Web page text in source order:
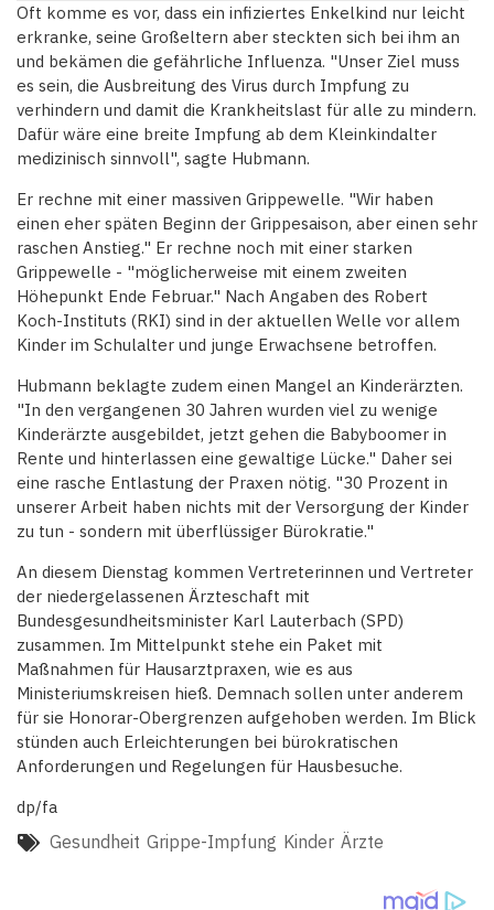
Oft komme es vor, dass ein infiziertes Enkelkind nur leicht
erkranke, seine Großeltern aber steckten sich bei ihm an
und bekämen die gefährliche Influenza. "Unser Ziel muss
es sein, die Ausbreitung des Virus durch Impfung zu
verhindern und damit die Krankheitslast für alle zu mindern.
Dafür wäre eine breite Impfung ab dem Kleinkindalter
medizinisch sinnvoll", sagte Hubmann.
Er rechne mit einer massiven Grippewelle. "Wir haben
einen eher späten Beginn der Grippesaison, aber einen sehr
raschen Anstieg." Er rechne noch mit einer starken
Grippewelle - "möglicherweise mit einem zweiten
Höhepunkt Ende Februar." Nach Angaben des Robert
Koch-Instituts (RKI) sind in der aktuellen Welle vor allem
Kinder im Schulalter und junge Erwachsene betroffen.
Hubmann beklagte zudem einen Mangel an Kinderärzten.
"In den vergangenen 30 Jahren wurden viel zu wenige
Kinderärzte ausgebildet, jetzt gehen die Babyboomer in
Rente und hinterlassen eine gewaltige Lücke." Daher sei
eine rasche Entlastung der Praxen nötig. "30 Prozent in
unserer Arbeit haben nichts mit der Versorgung der Kinder
zu tun - sondern mit überflüssiger Bürokratie."
An diesem Dienstag kommen Vertreterinnen und Vertreter
der niedergelassenen Ärzteschaft mit
Bundesgesundheitsminister Karl Lauterbach (SPD)
zusammen. Im Mittelpunkt stehe ein Paket mit
Maßnahmen für Hausarztpraxen, wie es aus
Ministeriumskreisen hieß. Demnach sollen unter anderem
für sie Honorar-Obergrenzen aufgehoben werden. Im Blick
stünden auch Erleichterungen bei bürokratischen
Anforderungen und Regelungen für Hausbesuche.
dp/fa
Gesundheit Grippe-Impfung Kinder Ärzte